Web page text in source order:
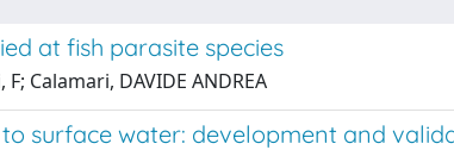
at fish parasite species
Calamari, DAVIDE ANDREA
surface water: development and